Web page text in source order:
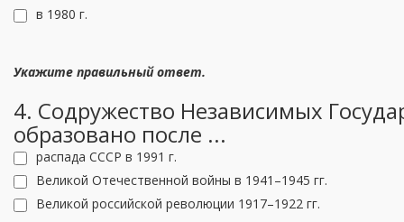
в 1980 г.
Укажите правильный ответ.
4. Содружество Независимых
образовано после ...
распада СССР в 1991 г.
Великой Отечественной войны в 1941–1945 гг.
Великой российской революции 1917–1922 гг.